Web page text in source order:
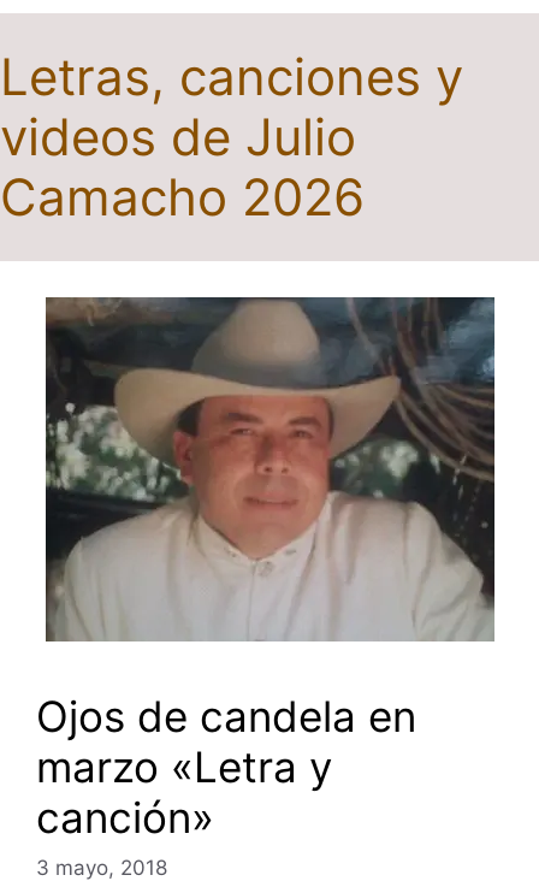
Letras, canciones y
videos de Julio
Camacho 2026
Ojos de candela en
marzo «Letra y
canción»
3 mayo, 2018